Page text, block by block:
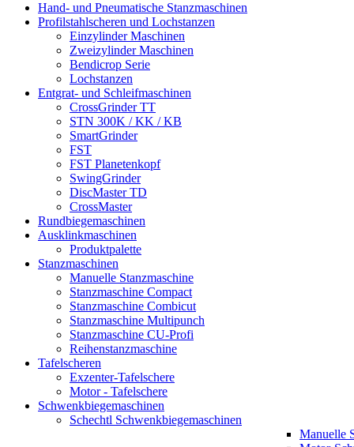
Hand- und Pneumatische Stanzmaschinen
Profilstahlscheren und Lochstanzen
Einzylinder Maschinen
Zweizylinder Maschinen
Bendicrop Serie
Lochstanzen
Entgrat- und Schleifmaschinen
CrossGrinder TT
STN 300K / KK / KB
SmartGrinder
FST
FST Planetenkopf
SwingGrinder
DiscMaster TD
CrossMaster
Rundbiegemaschinen
Ausklinkmaschinen
Produktpalette
Stanzmaschinen
Manuelle Stanzmaschine
Stanzmaschine Compact
Stanzmaschine Combicut
Stanzmaschine Multipunch
Stanzmaschine CU-Profi
Reihenstanzmaschine
Tafelscheren
Exzenter-Tafelschere
Motor - Tafelschere
Schwenkbiegemaschinen
Schechtl Schwenkbiegemaschinen
Manuelle